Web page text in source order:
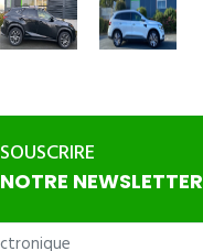
SOUSCRIRE
NOTRE NEWSLETTER